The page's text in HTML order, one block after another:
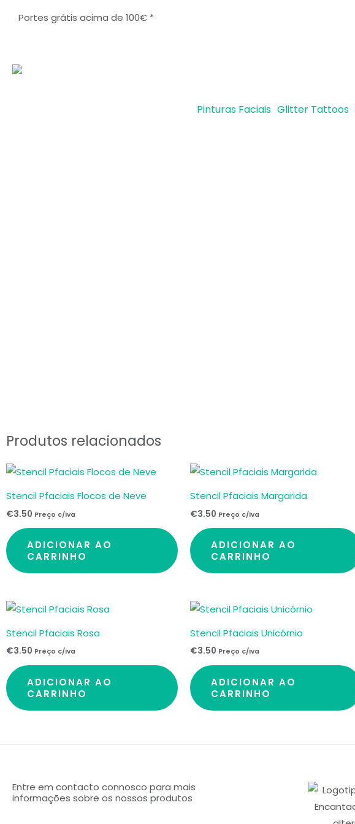
para
Portes grátis acima de 100€ *
Pinturas Faciais Glitter Tattoos
Produtos relacionados
Stencil Pfaciais Flocos de Neve
€3.50 Preço c/iva
ADICIONAR AO
CARRINHO
Stencil Pfaciais Margarida
€3.50 Preço c/iva
ADICIONAR AO
CARRINHO
Stencil Pfaciais Rosa
€3.50 Preço c/iva
ADICIONAR AO
CARRINHO
Stencil Pfaciais Unicórnio
€3.50 Preço c/iva
ADICIONAR AO
CARRINHO
Entre em contacto connosco para mais
informações sobre os nossos produtos